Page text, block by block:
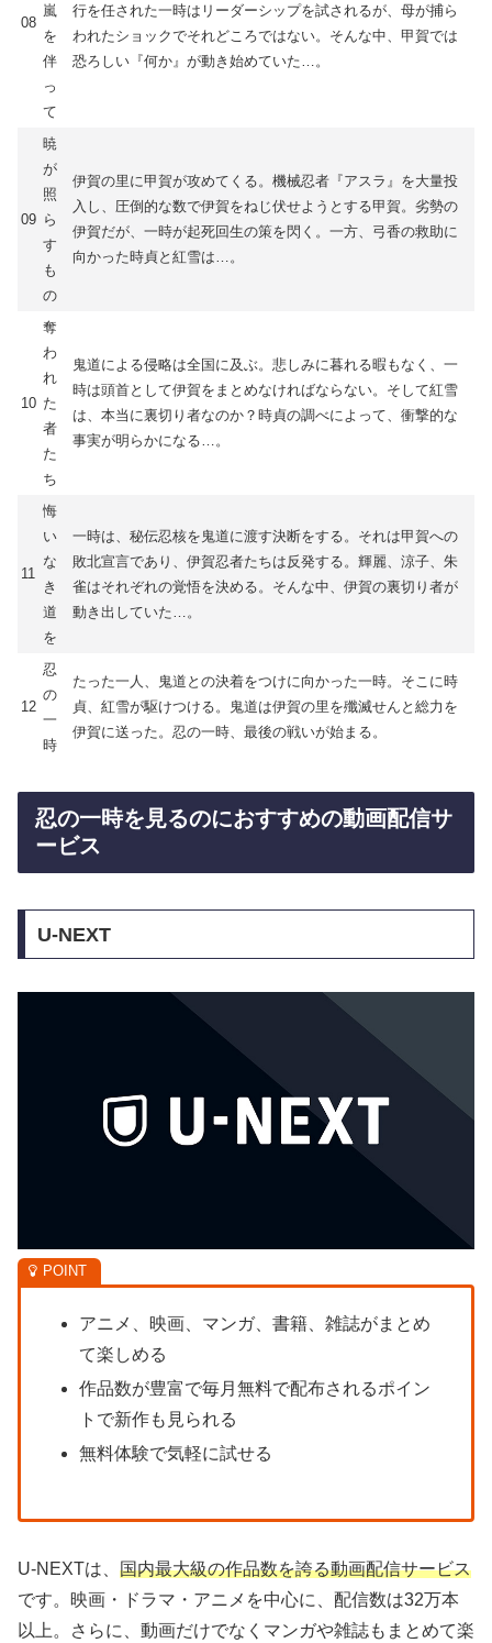
08
嵐
を
伴
っ
て
行を任された一時はリーダーシップを試されるが、母が捕ら
われたショックでそれどころではない。そんな中、甲賀では
恐ろしい『何か』が動き始めていた…。
09
暁
が
照
ら
す
も
の
伊賀の里に甲賀が攻めてくる。機械忍者『アスラ』を大量投
入し、圧倒的な数で伊賀をねじ伏せようとする甲賀。劣勢の
伊賀だが、一時が起死回生の策を閃く。一方、弓香の救助に
向かった時貞と紅雪は…。
10
奪
わ
れ
た
者
た
ち
鬼道による侵略は全国に及ぶ。悲しみに暮れる暇もなく、一
時は頭首として伊賀をまとめなければならない。そして紅雪
は、本当に裏切り者なのか？時貞の調べによって、衝撃的な
事実が明らかになる…。
11
悔
い
な
き
道
を
一時は、秘伝忍核を鬼道に渡す決断をする。それは甲賀への
敗北宣言であり、伊賀忍者たちは反発する。輝麗、涼子、朱
雀はそれぞれの覚悟を決める。そんな中、伊賀の裏切り者が
動き出していた…。
12
忍
の
一
時
たった一人、鬼道との決着をつけに向かった一時。そこに時
貞、紅雪が駆けつける。鬼道は伊賀の里を殲滅せんと総力を
伊賀に送った。忍の一時、最後の戦いが始まる。
忍の一時を見るのにおすすめの動画配信サ
ービス
U-NEXT
アニメ、映画、マンガ、書籍、雑誌がまとめ
て楽しめる
作品数が豊富で毎月無料で配布されるポイン
トで新作も見られる
無料体験で気軽に試せる
U-NEXTは、 国内最大級の作品数を誇る動画配信サービス
です。映画・ドラマ・アニメを中心に、配信数は32万本
以上。さらに、動画だけでなくマンガや雑誌もまとめて楽